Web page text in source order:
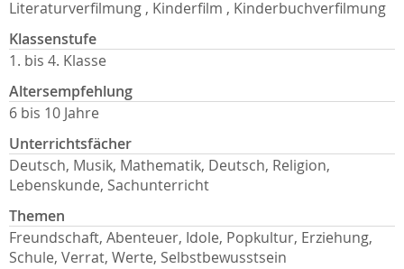
Literaturverfilmung , Kinderfilm , Kinderbuchverfilmung
Klassenstufe
1. bis 4. Klasse
Altersempfehlung
6 bis 10 Jahre
Unterrichtsfächer
Deutsch, Musik, Mathematik, Deutsch, Religion,
Lebenskunde, Sachunterricht
Themen
Freundschaft, Abenteuer, Idole, Popkultur, Erziehung,
Schule, Verrat, Werte, Selbstbewusstsein